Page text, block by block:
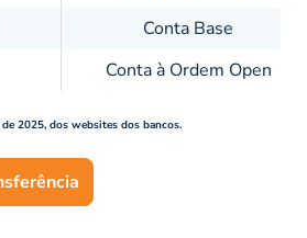
Conta Base
Conta à Ordem Open
2025, dos websites dos bancos.